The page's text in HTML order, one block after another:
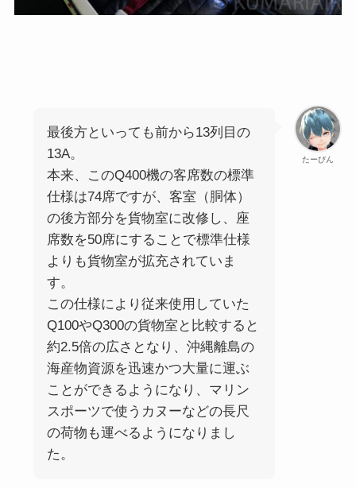
たーびん
最後方といっても前から13列目の
13A。
本来、このQ400機の客席数の標準
仕様は74席ですが、客室（胴体）
の後方部分を貨物室に改修し、座
席数を50席にすることで標準仕様
よりも貨物室が拡充されていま
す。
この仕様により従来使用していた
Q100やQ300の貨物室と比較すると
約2.5倍の広さとなり、沖縄離島の
海産物資源を迅速かつ大量に運ぶ
ことができるようになり、マリン
スポーツで使うカヌーなどの長尺
の荷物も運べるようになりまし
た。